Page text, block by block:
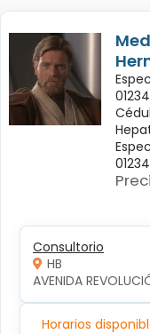
Consultorio
HB
AVENIDA
Horarios